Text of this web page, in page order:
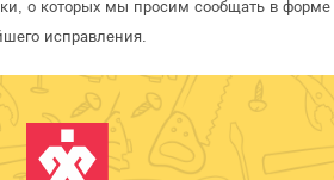
о которых мы просим сообщать в форме
исправления.